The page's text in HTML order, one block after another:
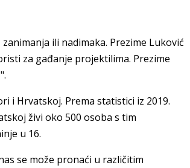
ili nadimaka. Prezime Luković
za gađanje projektilima. Prezime
i Hrvatskoj. Prema statistici iz 2019.
živi oko 500 osoba s tim
u 16.
se može pronaći u različitim